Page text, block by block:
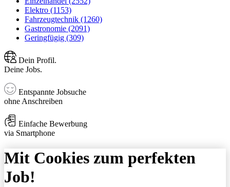
Elektro (1153)
Fahrzeugtechnik (1260)
Gastronomie (2091)
Geringfügig (309)
Dein Profil.
Deine Jobs.
Entspannte Jobsuche
ohne Anschreiben
Einfache Bewerbung
via Smartphone
Mit Cookies zum perfekten
Job!